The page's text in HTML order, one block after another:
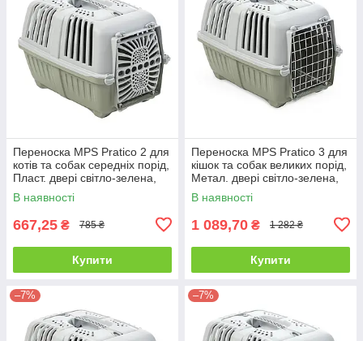
Переноска MPS Pratico 2 для
котів та собак середніх порід,
Пласт. двері світло-зелена,
55×36×36 см, до 18 кг
В наявності
667,25 ₴ 785 ₴
Купити
Переноска MPS Pratico 3 для
кішок та собак великих порід,
Метал. двері світло-зелена,
60×40×38 см, до 24 кг
В наявності
1 089,70 ₴ 1 282 ₴
Купити
–7% –7%